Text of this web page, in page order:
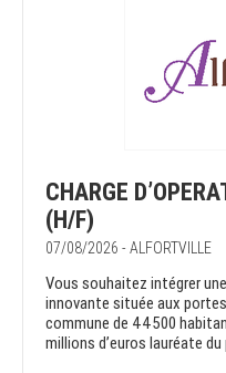
CHARGE
(H/F)
07/08/2026 - ALFORTVILLE
Vous souhaitez intégrer
innovante située aux
commune de 44500
millions d’euros lauréate